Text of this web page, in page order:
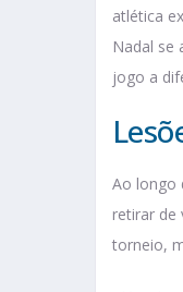
atlética
Nadal se
jogo a
Ao longo
retirar de
torneio,